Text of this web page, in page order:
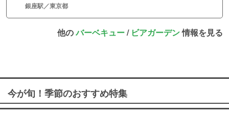
銀座駅／東京都
他のバーベキュー/ ビアガーデン情報を見る
今が旬！季節のおすすめ特集